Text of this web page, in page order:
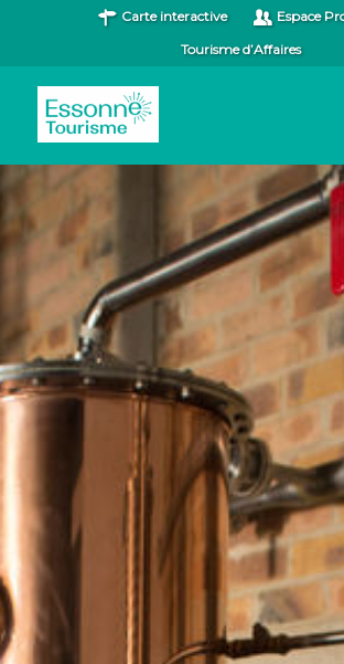
Carte interactive
Espace
Tourisme d’Affaires